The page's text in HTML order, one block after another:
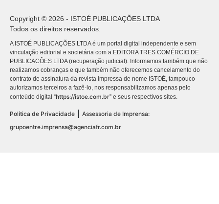
Copyright © 2026 - ISTOÉ PUBLICAÇÕES LTDA
Todos os direitos reservados.
A ISTOÉ PUBLICAÇÕES LTDA é um portal digital independente e sem
vinculação editorial e societária com a EDITORA TRES COMÉRCIO DE
PUBLICACÕES LTDA (recuperação judicial). Informamos também que não
realizamos cobranças e que também não oferecemos cancelamento do
contrato de assinatura da revista impressa de nome ISTOÉ, tampouco
autorizamos terceiros a fazê-lo, nos responsabilizamos apenas pelo
conteúdo digital “https://istoe.com.br” e seus respectivos sites.
Política de Privacidade | Assessoria de Imprensa:
grupoentre.imprensa@agenciafr.com.br